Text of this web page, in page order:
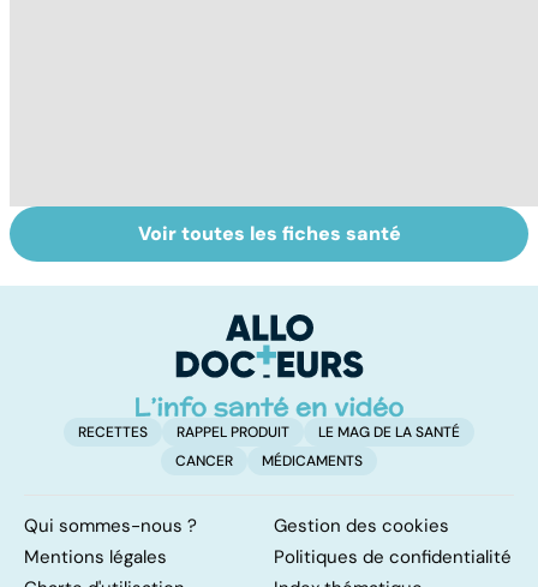
Comment tenir
ses bonnes
Muscler ses
abdos pour
ventre plat
Voir toutes les fiches santé
RECETTES RAPPEL PRODUIT
LE MAG DE LA SANTÉ
CANCER
MÉDICAMENTS
Qui sommes-nous ?
Gestion des cookies
Mentions légales
Politiques de confidentialité